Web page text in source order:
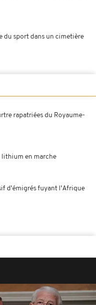
du sport dans un cimetière
rapatriées du Royaume-
lithium en marche
d'émigrés fuyant l'Afrique